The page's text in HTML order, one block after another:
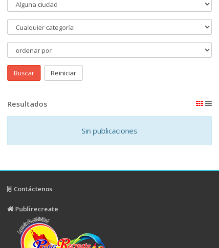
Buscar Reiniciar
Resultados
Sin publicaciones
Contáctenos
Publirecreate